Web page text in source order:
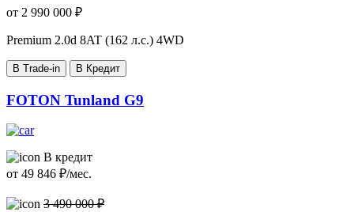
от 2 990 000 ₽
Premium 2.0d 8AT (162 л.с.) 4WD
В Trade-in В Кредит
FOTON Tunland G9
В кредит
от 49 846 ₽/мес.
3 490 000 ₽